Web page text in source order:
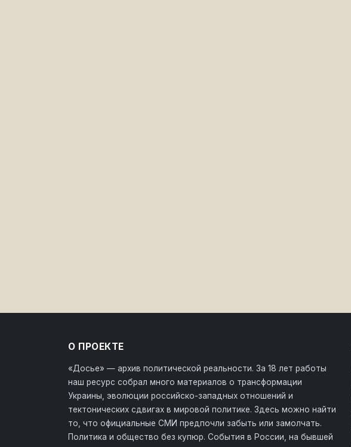
О ПРОЕКТЕ
«Досье» — архив политической реальности. За 18 лет работы
наш ресурс собрал много материалов о трансформации
Украины, эволюции российско-западных отношений и
тектонических сдвигах в мировой политике. Здесь можно найти
то, что официальные СМИ предпочли забыть или замолчать.
Политика и общество без купюр. События в России, на бывшей